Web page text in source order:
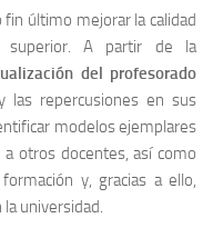
último mejorar la calidad
superior. A partir de la
del profesorado
las repercusiones en sus
modelos ejemplares
otros docentes, así como
y, gracias a ello,
universidad.